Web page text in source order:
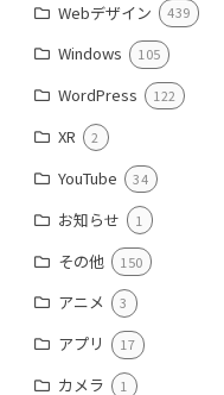
Webデザイン 439
Windows 105
WordPress 122
XR 2
YouTube 34
お知らせ 1
その他 150
アニメ 3
アプリ 17
カメラ 1